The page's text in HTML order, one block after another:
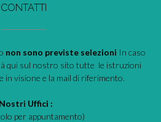
CONTATTI
non sono previste selezioni In caso
qui sul nostro sito tutte le istruzioni
in visione e la mail di riferimento.
Uffici :
per appuntamento)